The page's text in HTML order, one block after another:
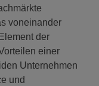
voneinander
der
einer
Unternehmen
und